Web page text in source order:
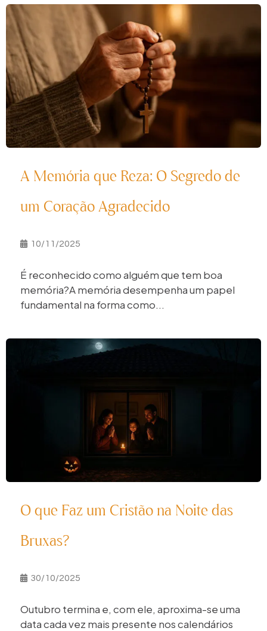
A Memória que Reza: O Segredo de
um Coração Agradecido
10/11/2025
É reconhecido como alguém que tem boa
memória?A memória desempenha um papel
fundamental na forma como...
O que Faz um Cristão na Noite das
Bruxas?
30/10/2025
Outubro termina e, com ele, aproxima-se uma
data cada vez mais presente nos calendários